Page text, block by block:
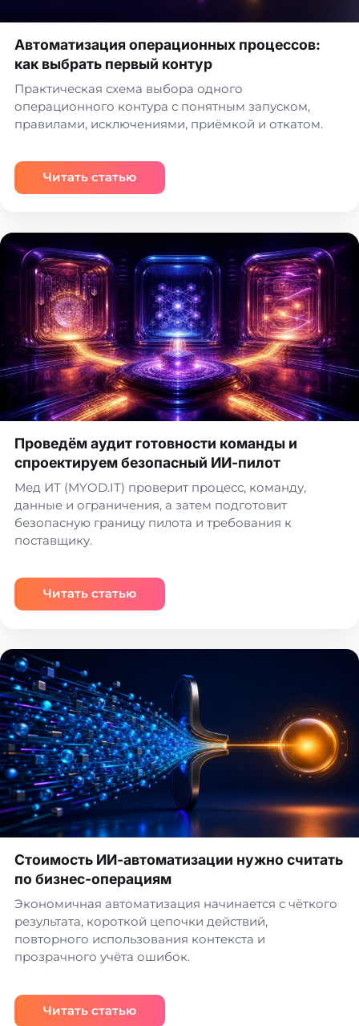
Автоматизация операционных процессов:
как выбрать первый контур
Практическая схема выбора одного
операционного контура с понятным запуском,
правилами, исключениями, приёмкой и откатом.
Читать статью
Проведём аудит готовности команды и
спроектируем безопасный ИИ-пилот
Мед ИТ (MYOD.IT) проверит процесс, команду,
данные и ограничения, а затем подготовит
безопасную границу пилота и требования к
поставщику.
Читать статью
Стоимость ИИ-автоматизации нужно считать
по бизнес-операциям
Экономичная автоматизация начинается с чёткого
результата, короткой цепочки действий,
повторного использования контекста и
прозрачного учёта ошибок.
Читать статью